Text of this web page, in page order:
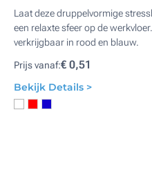
Laat deze druppelvormige
een relaxte sfeer op de
verkrijgbaar in rood en blauw.
Prijs vanaf:€ 0,51
Bekijk Details >